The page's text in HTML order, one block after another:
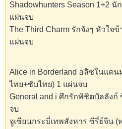
Shadowhunters Season 1+2 นั
แผ่นจบ
The Third Charm รักจังๆ หัวใจ
แผ่นจบ
Alice in Borderland อลิซในแด
ไทย+ซับไทย) 1 แผ่นจบ
General and i ศึกรักพิชิตบัลลังก์
จบ
จูเซียนกระบี่เทพสังหาร ซีรี่ย์จีน